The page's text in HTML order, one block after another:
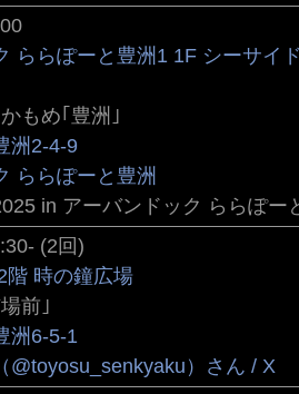
ららぽーと豊洲1 1F シーサイ
もめ｢豊洲｣
洲2-4-9
ららぽーと豊洲
in アーバンドック ららぽー
(2回)
階 時の鐘広場
前｣
洲6-5-1
@toyosu_senkyaku）さん / X